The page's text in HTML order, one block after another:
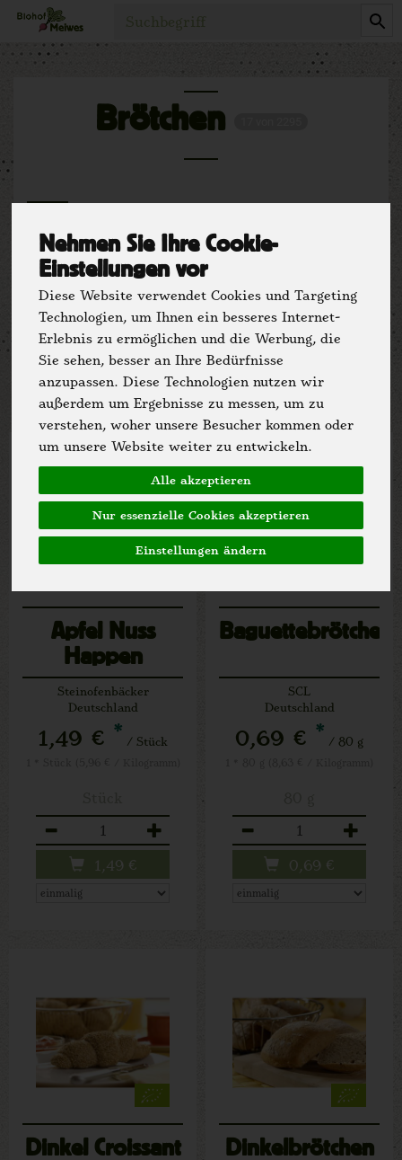
Nehmen Sie Ihre Cookie-
Einstellungen vor
Diese Website verwendet Cookies und Targeting
Technologien, um Ihnen ein besseres Internet-
Erlebnis zu ermöglichen und die Werbung, die
Sie sehen, besser an Ihre Bedürfnisse
anzupassen. Diese Technologien nutzen wir
außerdem um Ergebnisse zu messen, um zu
verstehen, woher unsere Besucher kommen oder
um unsere Website weiter zu entwickeln.
Alle akzeptieren
Nur essenzielle Cookies akzeptieren
Einstellungen ändern
Produkt
Brötchen
Hersteller Ernährung
Allergene
Apfel Nuss
Happen
Steinofenbäcker
Deutschland
1,49 € * / Stück
1,49 €
Baguettebrötchen
SCL
Deutschland
0,69 € * / 80 g
0,69 €
Dinkel Croissant Dinkelbrötchen